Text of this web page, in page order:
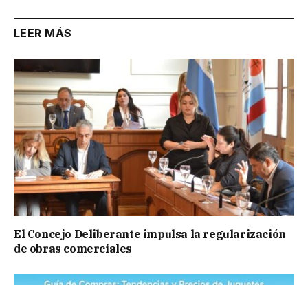
LEER MÁS
El Concejo Deliberante impulsa la regularización
de obras comerciales